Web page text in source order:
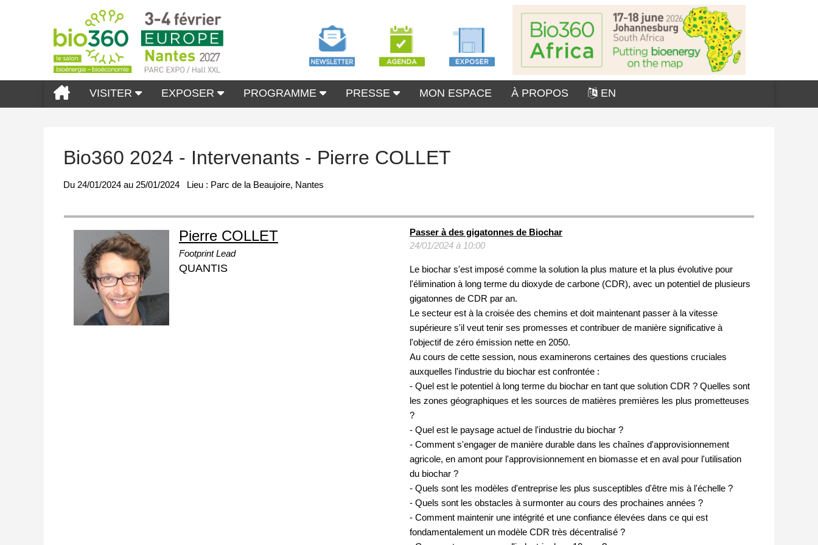
VISITER EXPOSER PROGRAMME PRESSE MON ESPACE À PROPOS EN
Bio360 2024 - Intervenants - Pierre COLLET
Du 24/01/2024 au 25/01/2024 Lieu : Parc de la Beaujoire, Nantes
Pierre COLLET
Footprint Lead
QUANTIS
Passer à des gigatonnes de Biochar
24/01/2024 à 10:00
Le biochar s'est imposé comme la solution la plus mature et la plus évolutive pour
l'élimination à long terme du dioxyde de carbone (CDR), avec un potentiel de plusieurs
gigatonnes de CDR par an.
Le secteur est à la croisée des chemins et doit maintenant passer à la vitesse
supérieure s'il veut tenir ses promesses et contribuer de manière significative à
l'objectif de zéro émission nette en 2050.
Au cours de cette session, nous examinerons certaines des questions cruciales
auxquelles l'industrie du biochar est confrontée :
- Quel est le potentiel à long terme du biochar en tant que solution CDR ? Quelles sont
les zones géographiques et les sources de matières premières les plus prometteuses
?
- Quel est le paysage actuel de l'industrie du biochar ?
- Comment s'engager de manière durable dans les chaînes d'approvisionnement
agricole, en amont pour l'approvisionnement en biomasse et en aval pour l'utilisation
du biochar ?
- Quels sont les modèles d'entreprise les plus susceptibles d'être mis à l'échelle ?
- Quels sont les obstacles à surmonter au cours des prochaines années ?
- Comment maintenir une intégrité et une confiance élevées dans ce qui est
fondamentalement un modèle CDR très décentralisé ?